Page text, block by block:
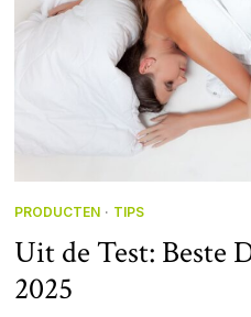
PRODUCTEN · TIPS
Uit de Test: Beste
2025